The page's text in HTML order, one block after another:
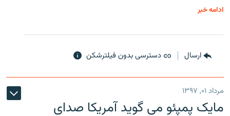
ادامه خبر
ارسال دسترسی بدون فیلترشکن
مرداد ۰۱, ۱۳۹۷
مایک پمپئو می گوید آمریکا صدای